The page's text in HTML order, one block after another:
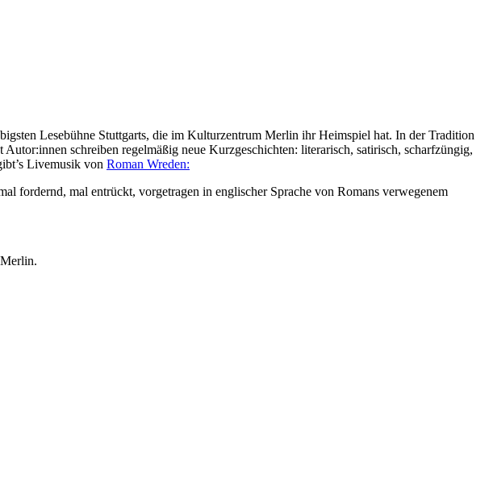
Lesebühne Stuttgarts, die im Kulturzentrum Merlin ihr Heimspiel hat. In der Tradition
schreiben regelmäßig neue Kurzgeschichten: literarisch, satirisch, scharfzüngig,
Livemusik von Roman Wreden:
fordernd, mal entrückt, vorgetragen in englischer Sprache von Romans verwegenem